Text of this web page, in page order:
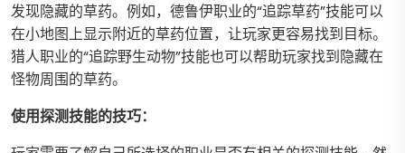
发现隐藏的草药。例如，德鲁伊职业的“追踪草药”技能可以
在小地图上显示附近的草药位置，让玩家更容易找到目标。
猎人职业的“追踪野生动物”技能也可以帮助玩家找到隐藏在
怪物周围的草药。
使用探测技能的技巧：